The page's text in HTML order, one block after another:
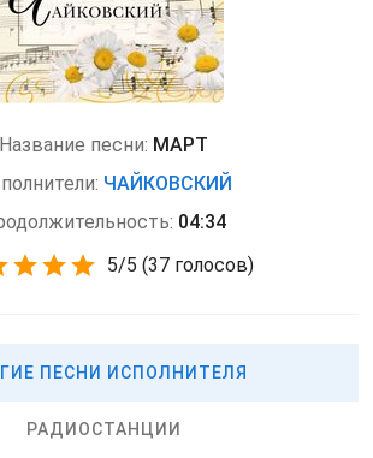
Название песни: МАРТ
ЧАЙКОВСКИЙ
04:34
5/5 (37 голосов)
ПЕСНИ ИСПОЛНИТЕЛЯ
РАДИОСТАНЦИИ